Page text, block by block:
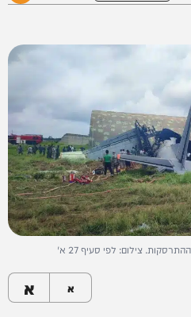
צילום: לפי סעיף 27 א'
א א